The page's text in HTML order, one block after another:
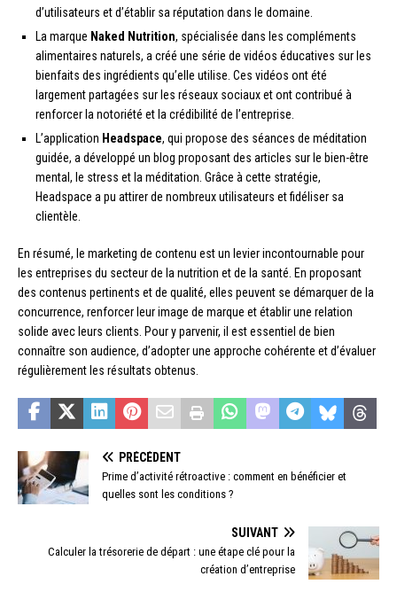
d’utilisateurs et d’établir sa réputation dans le domaine.
La marque Naked Nutrition, spécialisée dans les compléments
alimentaires naturels, a créé une série de vidéos éducatives sur les
bienfaits des ingrédients qu’elle utilise. Ces vidéos ont été
largement partagées sur les réseaux sociaux et ont contribué à
renforcer la notoriété et la crédibilité de l’entreprise.
L’application Headspace, qui propose des séances de méditation
guidée, a développé un blog proposant des articles sur le bien-être
mental, le stress et la méditation. Grâce à cette stratégie,
Headspace a pu attirer de nombreux utilisateurs et fidéliser sa
clientèle.
En résumé, le marketing de contenu est un levier incontournable pour
les entreprises du secteur de la nutrition et de la santé. En proposant
des contenus pertinents et de qualité, elles peuvent se démarquer de la
concurrence, renforcer leur image de marque et établir une relation
solide avec leurs clients. Pour y parvenir, il est essentiel de bien
connaître son audience, d’adopter une approche cohérente et d’évaluer
régulièrement les résultats obtenus.
PRÉCÉDENT
Prime d’activité rétroactive : comment en bénéficier et
quelles sont les conditions ?
SUIVANT
Calculer la trésorerie de départ : une étape clé pour la
création d’entreprise